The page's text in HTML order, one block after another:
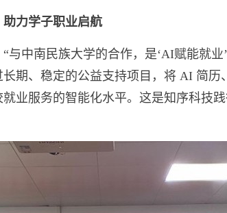
力学子职业启航
与中南民族大学的合作，是‘AI赋能就
期、稳定的公益支持项目，将 AI 简历
业服务的智能化水平。这是知序科技